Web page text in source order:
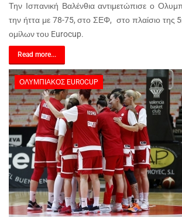
Την Ισπανική Βαλένθια αντιμετώπισε ο
την ήττα με 78-75, στο ΣΕΦ, στο πλαίσιο της
ομίλων του Eurocup.
Read more...
ΟΛΥΜΠΙΑΚΌΣ EUROCUP